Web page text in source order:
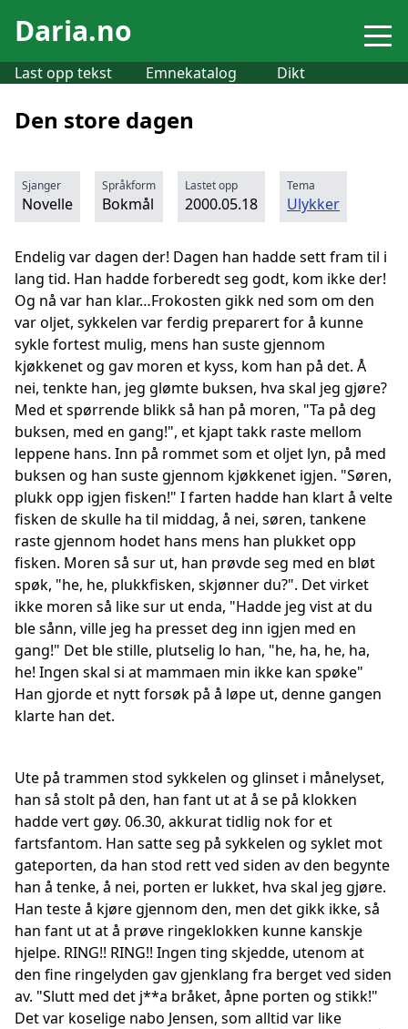
Daria.no
Last opp tekst Emnekatalog Dikt
Den store dagen
Sjanger
Novelle
Språkform
Bokmål
Lastet opp
2000.05.18
Tema
Ulykker
Endelig var dagen der! Dagen han hadde sett fram til i
lang tid. Han hadde forberedt seg godt, kom ikke der!
Og nå var han klar…Frokosten gikk ned som om den
var oljet, sykkelen var ferdig preparert for å kunne
sykle fortest mulig, mens han suste gjennom
kjøkkenet og gav moren et kyss, kom han på det. Å
nei, tenkte han, jeg glømte buksen, hva skal jeg gjøre?
Med et spørrende blikk så han på moren, "Ta på deg
buksen, med en gang!", et kjapt takk raste mellom
leppene hans. Inn på rommet som et oljet lyn, på med
buksen og han suste gjennom kjøkkenet igjen. "Søren,
plukk opp igjen fisken!" I farten hadde han klart å velte
fisken de skulle ha til middag, å nei, søren, tankene
raste gjennom hodet hans mens han plukket opp
fisken. Moren så sur ut, han prøvde seg med en bløt
spøk, "he, he, plukkfisken, skjønner du?". Det virket
ikke moren så like sur ut enda, "Hadde jeg vist at du
ble sånn, ville jeg ha presset deg inn igjen med en
gang!" Det ble stille, plutselig lo han, "he, ha, he, ha,
he! Ingen skal si at mammaen min ikke kan spøke"
Han gjorde et nytt forsøk på å løpe ut, denne gangen
klarte han det.
Ute på trammen stod sykkelen og glinset i månelyset,
han så stolt på den, han fant ut at å se på klokken
hadde vert gøy. 06.30, akkurat tidlig nok for et
fartsfantom. Han satte seg på sykkelen og syklet mot
gateporten, da han stod rett ved siden av den begynte
han å tenke, å nei, porten er lukket, hva skal jeg gjøre.
Han teste å kjøre gjennom den, men det gikk ikke, så
han fant ut at å prøve ringeklokken kunne kanskje
hjelpe. RING!! RING!! Ingen ting skjedde, utenom at
den fine ringelyden gav gjenklang fra berget ved siden
av. "Slutt med det j**a bråket, åpne porten og stikk!"
Det var koselige nabo Jensen, som alltid var like